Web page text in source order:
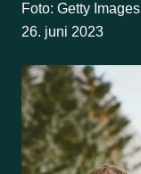
Foto: Getty Images
26. juni 2023